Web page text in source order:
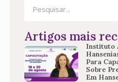
Artigos mais
Instituto
Para
Sobre
Em